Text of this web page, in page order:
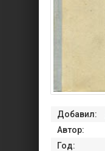
Добавил:
Автор:
Год: